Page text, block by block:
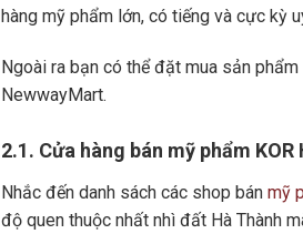
hàng mỹ phẩm lớn, có tiếng và cực kỳ
Ngoài ra bạn có thể đặt mua sản
NewwayMart.
2.1. Cửa hàng bán mỹ phẩm
Nhắc đến danh sách các shop bán mỹ
độ quen thuộc nhất nhì đất Hà Thành